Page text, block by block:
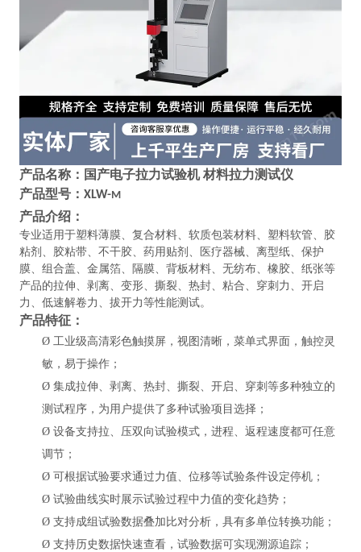
产品名称： 国产电子拉力试验机 材料拉力测试仪
产品型号： XLW-M
产品介绍：
专业适用于塑料薄膜、复合材料、软质包装材料、塑料软管、胶
粘剂、胶粘带、不干胶、药用贴剂、医疗器械、离型纸、保护
膜、组合盖、金属箔、隔膜、背板材料、无纺布、橡胶、纸张等
产品的拉伸、剥离、变形、撕裂、热封、粘合、穿刺力、开启
力、低速解卷力、拔开力等性能测试。
产品特征：
Ø 工业级高清彩色触摸屏，视图清晰，菜单式界面，触控灵
敏，易于操作；
Ø 集成拉伸、剥离、热封、撕裂、开启、穿刺等多种独立的
测试程序，为用户提供了多种试验项目选择；
Ø 设备支持拉、压双向试验模式，进程、返程速度都可任意
调节；
Ø 可根据试验要求通过力值、位移等试验条件设定停机；
Ø 试验曲线实时展示试验过程中力值的变化趋势；
Ø 支持成组试验数据叠加比对分析，具有多单位转换功能；
Ø 支持历史数据快速查看，试验数据可实现溯源追踪；